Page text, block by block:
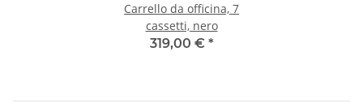
Carrello da officina, 7
cassetti, nero
319,00 € *